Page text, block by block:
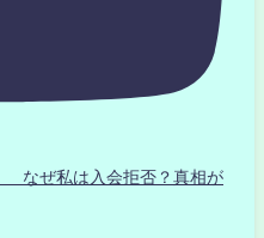
なぜ私は入会拒否？真相が